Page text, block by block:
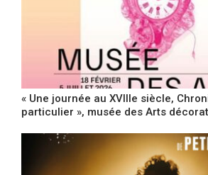
« Une journée au XVIIIe siècle,
particulier », musée des Arts